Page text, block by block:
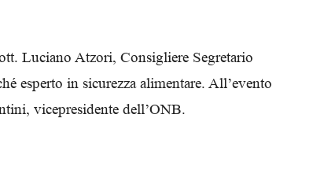
Luciano Atzori, Consigliere Segretario
esperto in sicurezza alimentare. All’evento
vicepresidente dell’ONB.